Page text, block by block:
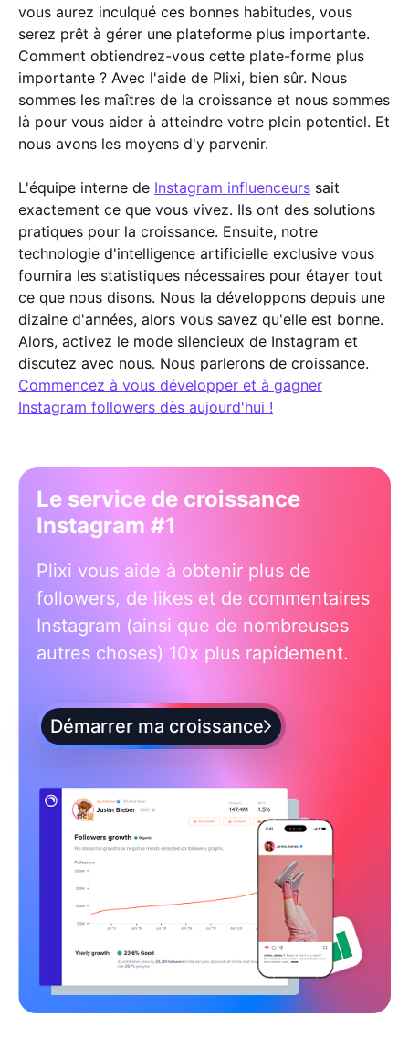
vous aurez inculqué ces bonnes habitudes, vous
serez prêt à gérer une plateforme plus importante.
Comment obtiendrez-vous cette plate-forme plus
importante ? Avec l'aide de Plixi, bien sûr. Nous
sommes les maîtres de la croissance et nous sommes
là pour vous aider à atteindre votre plein potentiel. Et
nous avons les moyens d'y parvenir.
L'équipe interne de Instagram influenceurs sait
exactement ce que vous vivez. Ils ont des solutions
pratiques pour la croissance. Ensuite, notre
technologie d'intelligence artificielle exclusive vous
fournira les statistiques nécessaires pour étayer tout
ce que nous disons. Nous la développons depuis une
dizaine d'années, alors vous savez qu'elle est bonne.
Alors, activez le mode silencieux de Instagram et
discutez avec nous. Nous parlerons de croissance.
Commencez à vous développer et à gagner
Instagram followers dès aujourd'hui !
Le service de croissance
Instagram #1
Plixi vous aide à obtenir plus de
followers, de likes et de commentaires
Instagram (ainsi que de nombreuses
autres choses) 10x plus rapidement.
Démarrer ma croissance